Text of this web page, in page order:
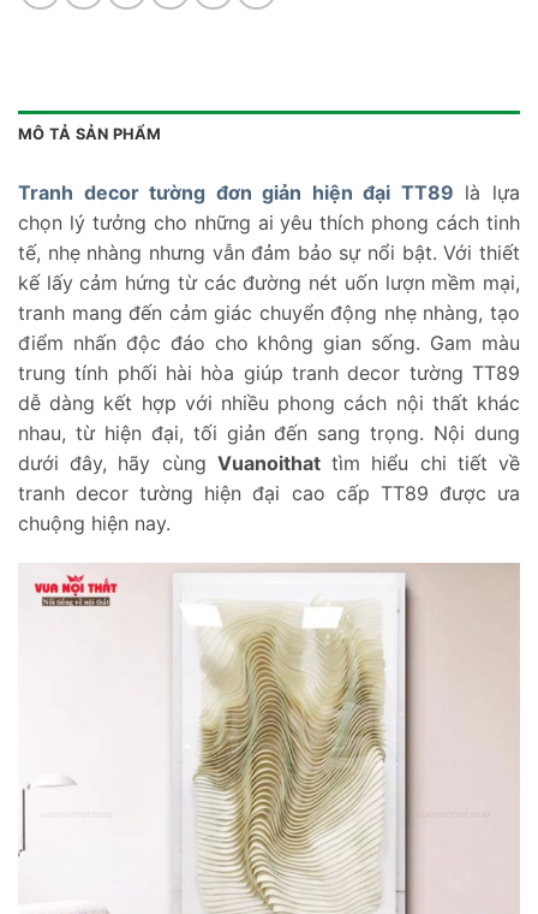
MÔ TẢ SẢN PHẨM
Tranh decor tường đơn giản hiện đại TT89 là lựa
chọn lý tưởng cho những ai yêu thích phong cách tinh
tế, nhẹ nhàng nhưng vẫn đảm bảo sự nổi bật. Với thiết
kế lấy cảm hứng từ các đường nét uốn lượn mềm mại,
tranh mang đến cảm giác chuyển động nhẹ nhàng, tạo
điểm nhấn độc đáo cho không gian sống. Gam màu
trung tính phối hài hòa giúp tranh decor tường TT89
dễ dàng kết hợp với nhiều phong cách nội thất khác
nhau, từ hiện đại, tối giản đến sang trọng. Nội dung
dưới đây, hãy cùng Vuanoithattìm hiểu chi tiết về
tranh decor tường hiện đại cao cấp TT89 được ưa
chuộng hiện nay.